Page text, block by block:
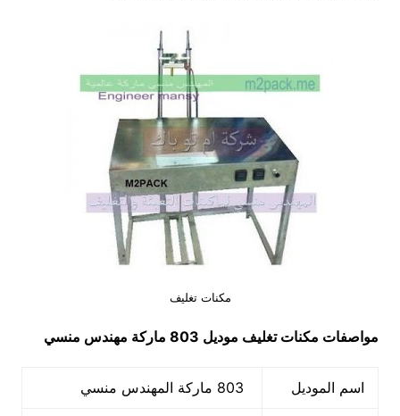
مكنات تغليف
مواصفات مكنات تغليف موديل 803 ماركة مهندس منسي
اسم الموديل